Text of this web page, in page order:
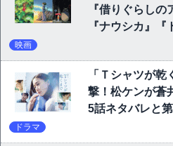
『借りぐらし
『ナウシカ』
映画
「Ｔシャツが
撃！松ケンが蒼
5話ネタバレと第
ドラマ